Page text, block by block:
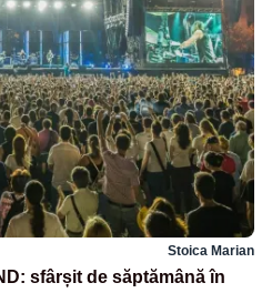
Stoica Marian
sfârșit de săptămână în